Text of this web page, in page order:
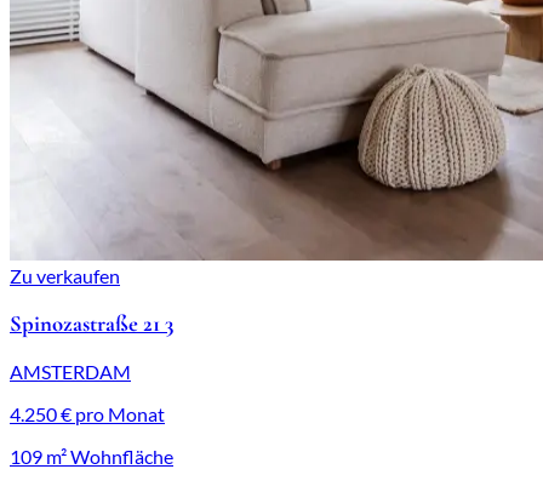
Zu verkaufen
Spinozastraße 21 3
AMSTERDAM
4.250 € pro Monat
109 m² Wohnfläche